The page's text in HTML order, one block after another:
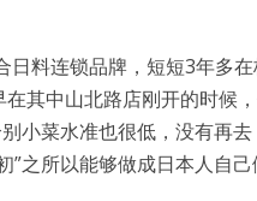
日料连锁品牌，短短3年多在
其中山北路店刚开的时候
小菜水准也很低，没有再
之所以能够做成日本人自